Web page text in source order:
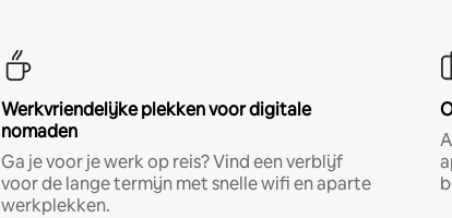
Werkvriendelijke plekken voor digitale
nomaden
Ga je voor je werk op reis? Vind een verblijf
voor de lange termijn met snelle wifi en aparte
werkplekken.